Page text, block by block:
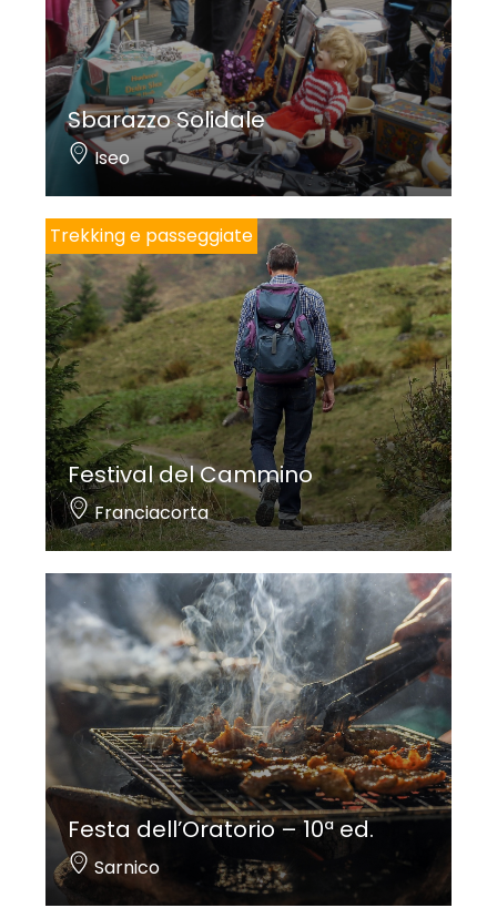
Sbarazzo Solidale
Iseo
Trekking e passeggiate
Festival del Cammino
Franciacorta
Festa dell’Oratorio – 10ª ed.
Sarnico